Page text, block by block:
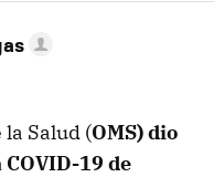
Salud (OMS) dio
19 de